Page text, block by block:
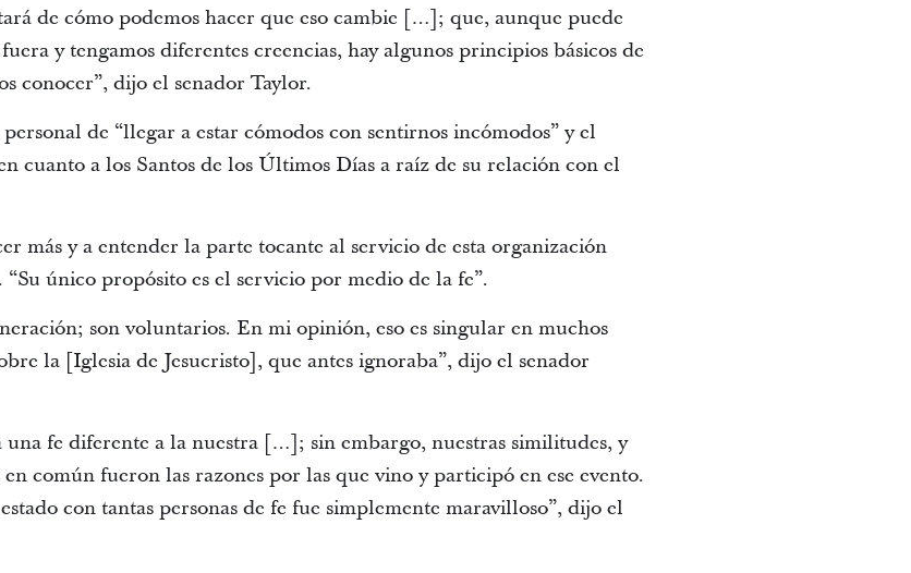
de cómo podemos hacer que eso cambie […]; que, aunque puede
y tengamos diferentes creencias, hay algunos principios básicos de
conocer”, dijo el senador Taylor.
de “llegar a estar cómodos con sentirnos incómodos” y el
cuanto a los Santos de los Últimos Días a raíz de su relación con el
más y a entender la parte tocante al servicio de esta organización
único propósito es el servicio por medio de la fe”.
son voluntarios. En mi opinión, eso es singular en muchos
la [Iglesia de Jesucristo], que antes ignoraba”, dijo el senador
fe diferente a la nuestra […]; sin embargo, nuestras similitudes, y
común fueron las razones por las que vino y participó en ese evento.
con tantas personas de fe fue simplemente maravilloso”, dijo el